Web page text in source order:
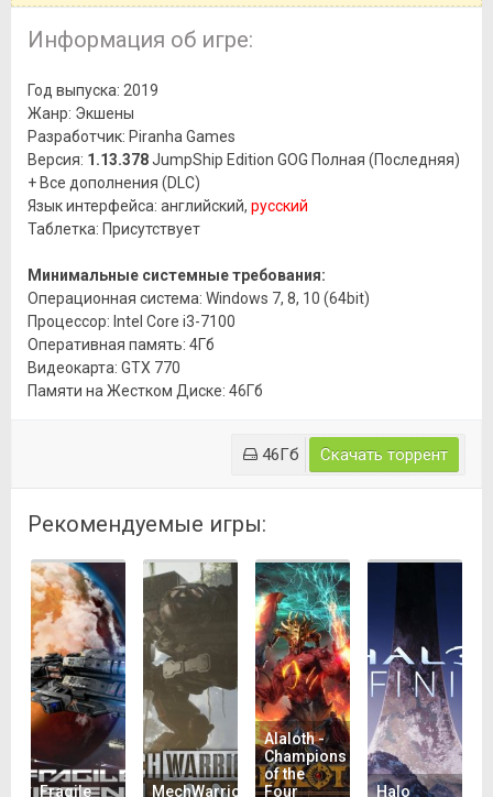
Информация об игре:
Год выпуска: 2019
Жанр: Экшены
Разработчик: Piranha Games
Версия: 1.13.378JumpShip Edition GOG Полная (Последняя)
+ Все дополнения (DLC)
Язык интерфейса: английский, русский
Таблетка: Присутствует
Минимальные системные требования:
Операционная система: Windows 7, 8, 10 (64bit)
Процессор: Intel Core i3-7100
Оперативная память: 4Гб
Видеокарта: GTX 770
Памяти на Жестком Диске: 46Гб
46Гб Скачать торрент
Рекомендуемые игры:
Fragile MechWarrior
Alaloth -
Champions
of the
Four
Halo